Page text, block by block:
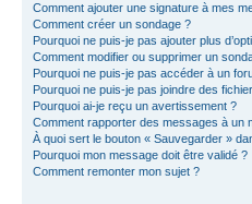
Comment ajouter une signature à mes
Comment créer un sondage ?
Pourquoi ne puis-je pas ajouter plus
Comment modifier ou supprimer un
Pourquoi ne puis-je pas accéder à un
Pourquoi ne puis-je pas joindre des
Pourquoi ai-je reçu un avertissement ?
Comment rapporter des messages à un
À quoi sert le bouton « Sauvegarder »
Pourquoi mon message doit être validé ?
Comment remonter mon sujet ?